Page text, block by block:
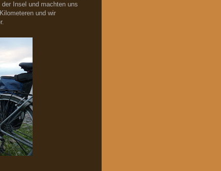
Insel und machten uns
und wir